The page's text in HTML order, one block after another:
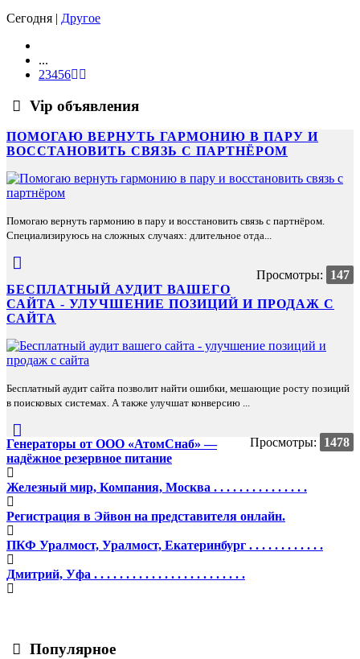
Сегодня | Другое
...
23456
Vip объявления
ПОМОГАЮ ВЕРНУТЬ ГАРМОНИЮ В ПАРУ И
ВОССТАНОВИТЬ СВЯЗЬ С ПАРТНЁРОМ
Помогаю вернуть гармонию в пару и восстановить связь с партнёром.
Специализируюсь на сложных случаях: длительное отда...
Просмотры:
147
БЕСПЛАТНЫЙ АУДИТ ВАШЕГО
САЙТА - УЛУЧШЕНИЕ ПОЗИЦИЙ И ПРОДАЖ С
САЙТА
Бесплатный аудит сайта позволит найти ошибки, мешающие росту позиций
в поисковых системах. А также улучшат конверсию ...
Просмотры: 1478
Генераторы от ООО «АтомСнаб» —
надёжное резервное питание
Железный мир, Компания, Москва . . . . . . . . . . . . . . .
Регистрация в Эйвон на представителя онлайн.
ПКФ Уралмост, Уралмост, Екатеринбург . . . . . . . . . . . .
Дмитрий, Уфа . . . . . . . . . . . . . . . . . . . . . . . .
Популярное